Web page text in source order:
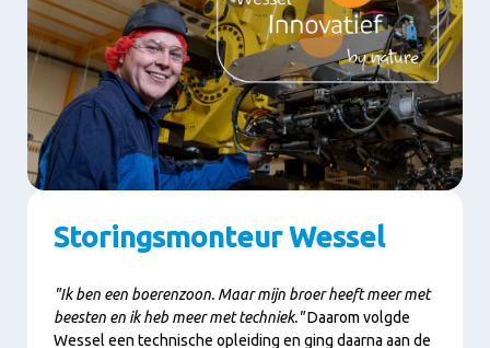
Storingsmonteur Wessel
"Ik ben een boerenzoon. Maar mijn broer heeft meer met
beesten en ik heb meer met techniek."Daarom volgde
Wessel een technische opleiding en ging daarna aan de